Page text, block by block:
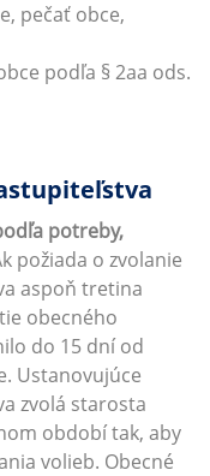
pečať obce,
podľa § 2aa ods.
potreby,
požiada o zvolanie
aspoň tretina
obecného
do 15 dní od
Ustanovujúce
zvolá starosta
období tak, aby
volieb. Obecné